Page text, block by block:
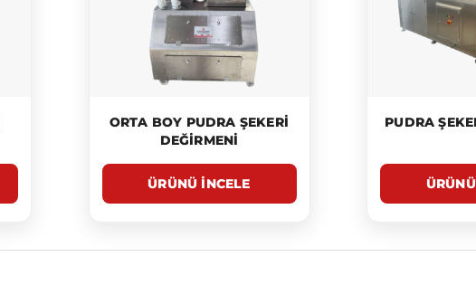
ORTA BOY PUDRA ŞEKERI
DEĞIRMENI
PUDRA